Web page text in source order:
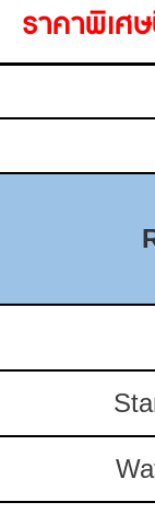
ราคาพิเศ